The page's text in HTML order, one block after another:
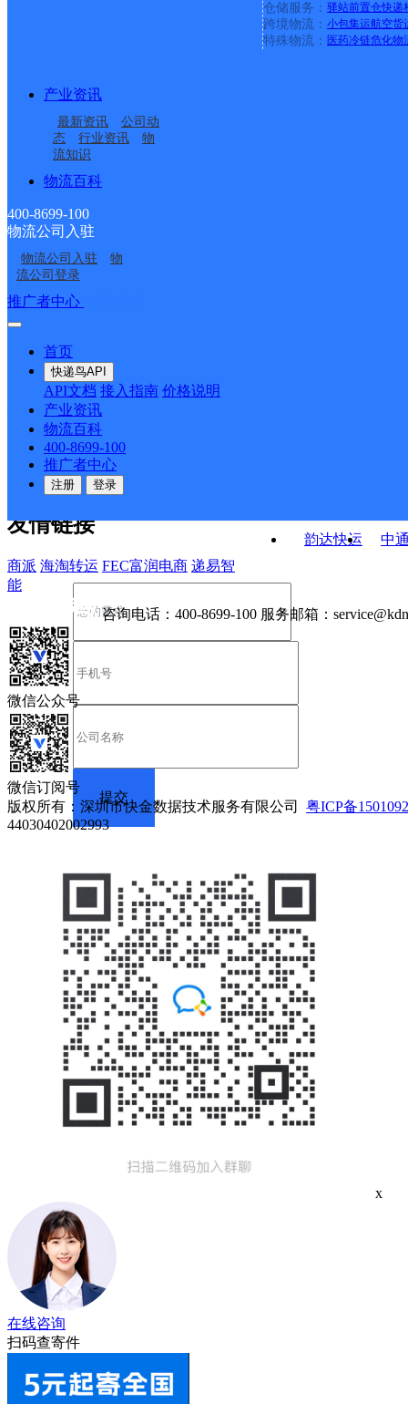
仓储服务： 驿站前置仓快递
跨境物流： 小包集运航空货
特殊物流： 医药冷链危化物
产业资讯
最新资讯
公司动
态
行业资讯
物
流知识
物流百科
400-8699-100
物流公司入驻
物流公司入驻
物
流公司登录
推广者中心
首页
快递鸟API
API文档 接入指南 价格说明
产业资讯
物流百科
400-8699-100
推广者中心
注册 登录
民寄存分部
福建晋江安海镇公司庄
头分部
福建晋江市钻石仓玖韵
云集许许KH分部
福建晋江市台江服务部
福建晋江市公司青阳泉
安路便民服务站分部
福建晋江市钻石仓玖韵
云集益友KH分部
福建晋江市公司陈埭江
韵达快运
中
接口API
API接口 DEMO下载
关于我们
公司介绍 企业动态
合作伙伴 快递鸟接口服务协议
户隐私政策
友情链接
商派 海淘转运 FEC富润电商 递易智
能
咨询电话： 400-8699-100 服务邮箱：
微信公众号
微信订阅号
版权所有：深圳市快金数据技术服务有限公司 粤ICP备
44030402002993
x
在线咨询
扫码查寄件